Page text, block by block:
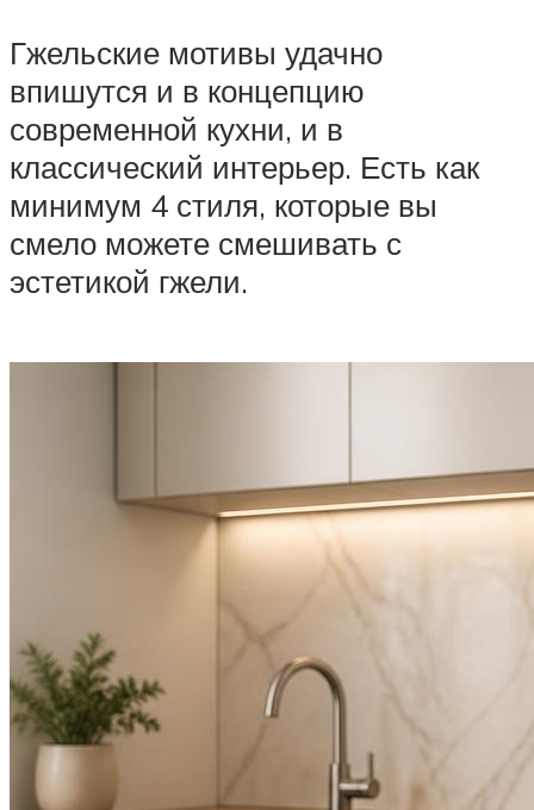
Гжельские мотивы удачно
впишутся и в концепцию
современной кухни, и в
классический интерьер. Есть как
минимум 4 стиля, которые вы
смело можете смешивать с
эстетикой гжели.